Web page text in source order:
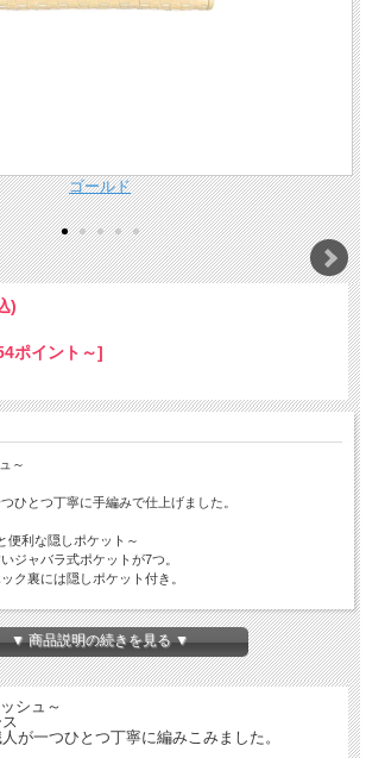
)
ポイント～]
～
ひとつ丁寧に手編みで仕上げました。
便利な隠しポケット～
ジャバラ式ポケットが7つ。
ク裏には隠しポケット付き。
無料で承ります。
くださいませ。
包装無料
ケット1
× D2cm
▼ 商品説明の続きを見る ▼
シュ～
が一つひとつ丁寧に編みこみました。